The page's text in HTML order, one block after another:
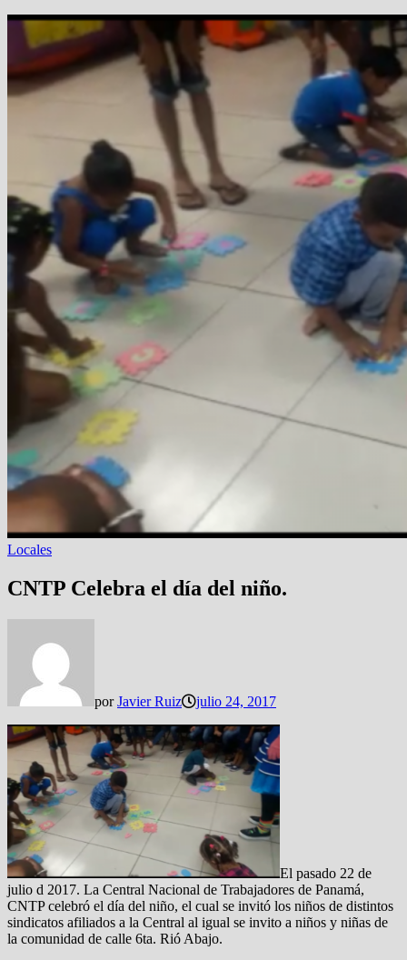
Locales
CNTP Celebra el día del niño.
porJavier Ruiz julio 24, 2017
El pasado 22 de
julio d 2017. La Central Nacional de Trabajadores de Panamá,
CNTP celebró el día del niño, el cual se invitó los niños de distintos
sindicatos afiliados a la Central al igual se invito a niños y niñas de
la comunidad de calle 6ta. Rió Abajo.